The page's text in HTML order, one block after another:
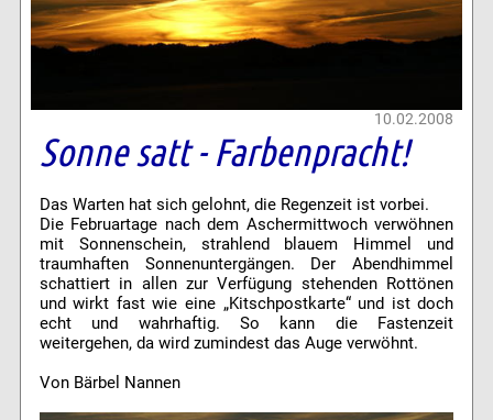
10.02.2008
Sonne satt - Farbenpracht!
Das Warten hat sich gelohnt, die Regenzeit ist vorbei.
Die Februartage nach dem Aschermittwoch verwöhnen
mit Sonnenschein, strahlend blauem Himmel und
traumhaften Sonnenuntergängen. Der Abendhimmel
schattiert in allen zur Verfügung stehenden Rottönen
und wirkt fast wie eine „Kitschpostkarte“ und ist doch
echt und wahrhaftig. So kann die Fastenzeit
weitergehen, da wird zumindest das Auge verwöhnt.
Von Bärbel Nannen